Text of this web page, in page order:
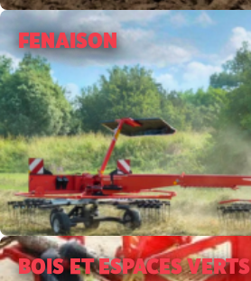
FENAISON
BOIS ET ESPACES VERTS